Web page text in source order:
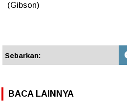
(Gibson)
Sebarkan:
BACA LAINNYA